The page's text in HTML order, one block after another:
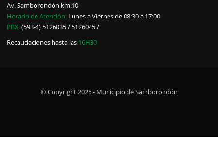
Av. Samborondón km.10
Horario de Atención: Lunes a Viernes de 08:30 a 17:00
PBX:(593-4) 5126035 / 5126045 /
Recaudaciones hasta las 16H30
© Copyright 2025 - Municipio de Samborondón